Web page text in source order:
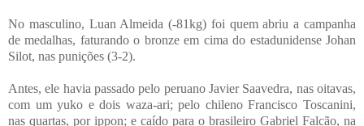
No masculino, Luan Almeida (-81kg) foi quem abriu a campanha
de medalhas, faturando o bronze em cima do estadunidense Johan
Silot, nas punições (3-2).
Antes, ele havia passado pelo peruano Javier Saavedra, nas oitavas,
com um yuko e dois waza-ari; pelo chileno Francisco Toscanini,
nas quartas, por ippon; e caído para o brasileiro Gabriel Falcão, na